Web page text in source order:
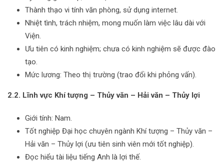
Thành thạo vi tính văn phòng, sử dụng internet.
Nhiệt tình, trách nhiệm, mong muốn làm việc lâu dài với
Viện.
Ưu tiên có kinh nghiệm; chưa có kinh nghiệm sẽ được đào
tạo.
Mức lương: Theo thị trường (trao đổi khi phỏng vấn).
2.2. Lĩnh vực Khí tượng – Thủy văn – Hải văn – Thủy lợi
Giới tính: Nam.
Tốt nghiệp Đại học chuyên ngành Khí tượng – Thủy văn –
Hải văn – Thủy lợi (ưu tiên sinh viên mới tốt nghiệp).
Đọc hiểu tài liệu tiếng Anh là lợi thế.